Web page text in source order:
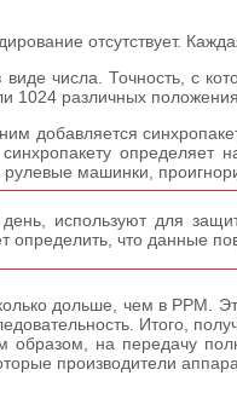
отсутствует.
числа. Точность, с
1024 различных
добавляется
машинки,
используют для
что данные
дольше, чем в PPM.
Итого,
образом, на передачу
производители